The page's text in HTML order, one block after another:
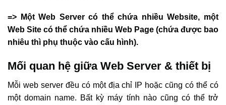
=> Một Web Server có thể chứa nhiều Website, một
Web Site có thể chứa nhiều Web Page (chứa được bao
nhiêu thì phụ thuộc vào cấu hình).
Mối quan hệ giữa Web Server & thiết bị
Mỗi web server đều có một địa chỉ IP hoặc cũng có thể có
một domain name. Bất kỳ máy tính nào cũng có thể trở